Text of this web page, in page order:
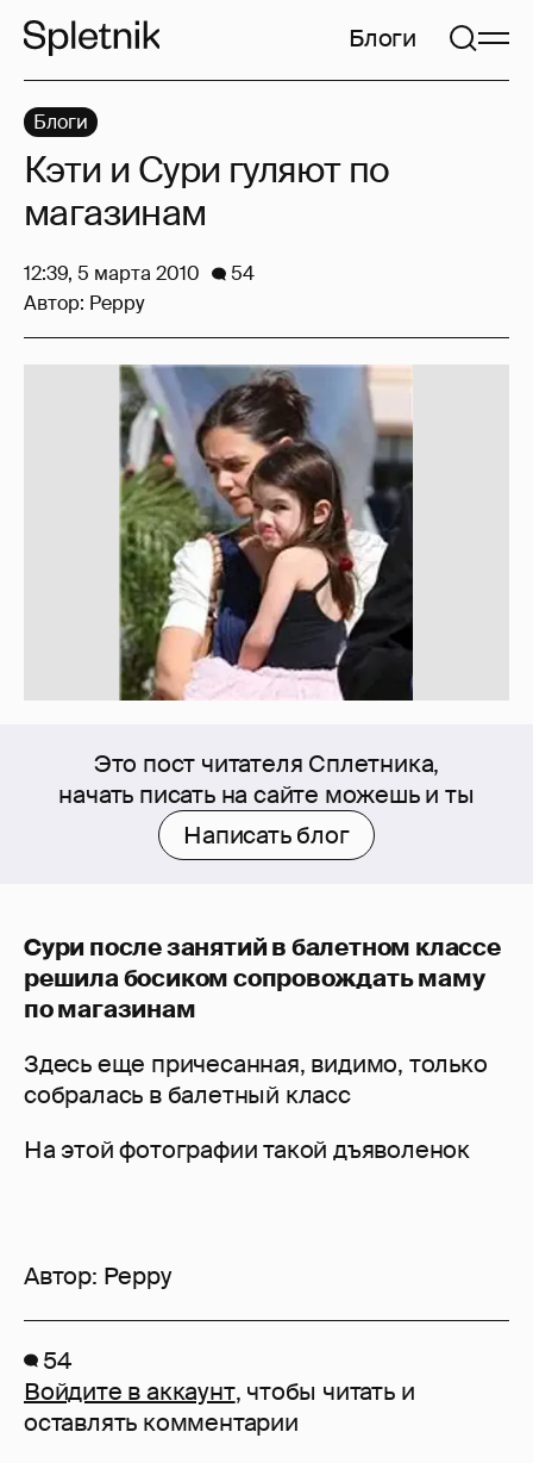
Блоги
Это пост читателя Сплетника,
начать писать на сайте можешь и ты
Написать блог
Сури после занятий в балетном классе
решила босиком сопровождать маму
по магазинам
Здесь еще причесанная, видимо, только
собралась в балетный класс
На этой фотографии такой дъяволенок
Автор: Peppy
Блоги
Кэти и Сури гуляют по
магазинам
12:39, 5 марта 2010
54
Автор: Peppy
54
Войдите в аккаунт, чтобы читать и
оставлять комментарии